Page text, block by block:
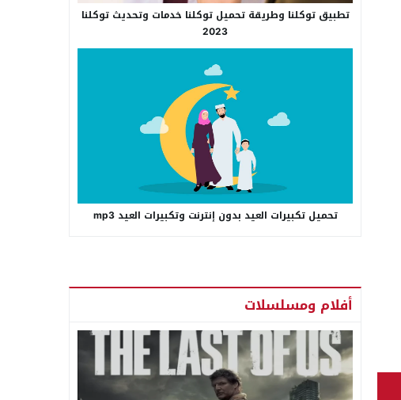
تطبيق توكلنا وطريقة تحميل توكلنا خدمات وتحديث توكلنا
2023
تحميل تكبيرات العيد بدون إنترنت وتكبيرات العيد mp3
أفلام ومسلسلات